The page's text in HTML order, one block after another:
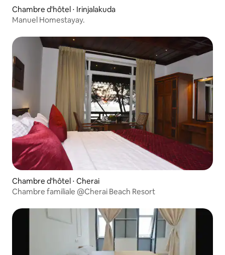
Chambre d'hôtel ⋅ Irinjalakuda
Manuel Homestayay.
Chambre d'hôtel ⋅ Cherai
Chambre familiale @Cherai Beach Resort